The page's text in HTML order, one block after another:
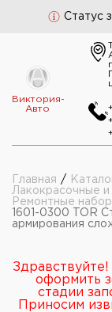
Статус
Виктория-
Авто
Главная /
Лакокрасочные
Ремонтные
1601-0300 TOR
армирования
оформить
стадии
Приносим